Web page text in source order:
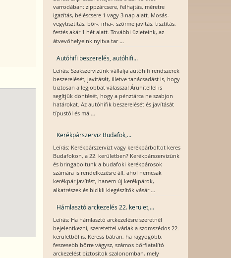
varrodában: zippzárcsere, felhajtás, méretre
igazítás, béléscsere 1 vagy 3 nap alatt. Mosás-
vegytisztítás, bőr-, irha-, szőrme javítás, tisztítás,
festés akár 1 hét alatt. További üzleteink, az
átvevőhelyeink nyitva tar...
Autóhifi beszerelés, autóhifi...
Leírás: Szakszervizünk vállalja autóhifi rendszerek
beszerelését, javítását, illetve tanácsadást is, hogy
biztosan a legjobbat válassza! Áruhitellel is
segítjük döntését, hogy a pénztárca ne szabjon
határokat. Az autóhifik beszerelését és javítását
típustól és má ...
Kerékpárszerviz Budafok,...
Leírás: Kerékpárszervizt vagy kerékpárboltot keres
Budafokon, a 22. kerületben? Kerékpárszervizünk
és bringaboltunk a budafoki kerékpárosok
számára is rendelkezésre áll, ahol nemcsak
kerékpár javítást, hanem új kerékpárok,
alkatrészek és bicikli kiegészítők vásár...
Hámlasztó arckezelés 22. kerület,...
Leírás: Ha hámlasztó arckezelésre szeretnél
bejelentkezni, szeretettel várlak a szomszédos 22.
kerületből is. Keress bátran, ha ragyogóbb,
feszesebb bőrre vágysz, számos bőrfiatalító
arckezelést biztosítok szalonomban, mely